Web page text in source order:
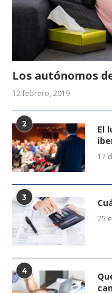
Los autónomos
12 febrero, 2019
2
El
17
3
25
4